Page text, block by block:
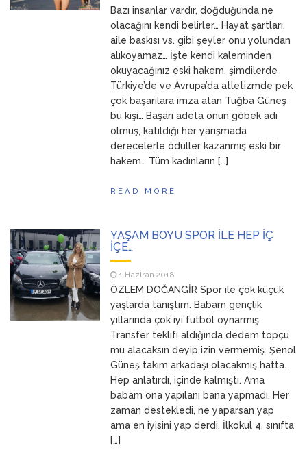
23 Mart 2026 ANNEMBazı insanlar vardır, doğduğunda ne
olacağını kendi belirler… Hayat şartları,
aile baskısı vs. gibi şeyler onu yolundan
alıkoyamaz… İşte kendi kaleminden
okuyacağınız eski hakem, şimdilerde
Türkiye’de ve Avrupa’da atletizmde pek
çok başarılara imza atan Tuğba Güneş
bu kişi… Başarı adeta onun göbek adı
olmuş, katıldığı her yarışmada
derecelerle ödüller kazanmış eski bir
hakem… Tüm kadınların […]
READ MORE
YAŞAM BOYU SPOR İLE HEP İÇ
İÇE…
1 Haziran 2018
ÖZLEM DOĞANGİR Spor ile çok küçük
yaşlarda tanıştım. Babam gençlik
yıllarında çok iyi futbol oynarmış.
Transfer teklifi aldığında dedem topçu
mu alacaksın deyip izin vermemiş. Şenol
Güneş takım arkadaşı olacakmış hatta.
Hep anlatırdı, içinde kalmıştı. Ama
babam ona yapılanı bana yapmadı. Her
zaman destekledi, ne yaparsan yap
ama en iyisini yap derdi. İlkokul 4. sınıfta
[…]